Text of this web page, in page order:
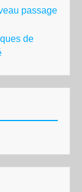
passage
de